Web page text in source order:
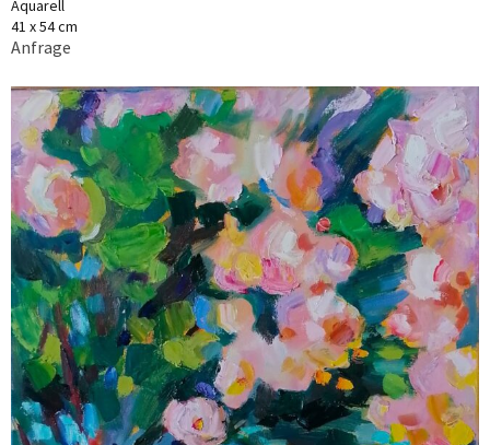
Aquarell
41 x 54 cm
Anfrage